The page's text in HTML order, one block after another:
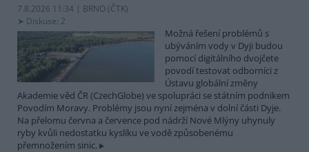
7.8.2026 11:34 | BRNO (ČTK)
Diskuse: 2
Možná řešení problémů s
ubýváním vody v Dyji budou
pomocí digitálního dvojčete
povodí testovat odborníci z
Ústavu globální změny
Akademie věd ČR (CzechGlobe) ve spolupráci se státním podnikem
Povodím Moravy. Problémy jsou nyní zejména v dolní části Dyje.
Na přelomu června a července pod nádrží Nové Mlýny uhynuly
ryby kvůli nedostatku kyslíku ve vodě způsobenému
přemnožením sinic.